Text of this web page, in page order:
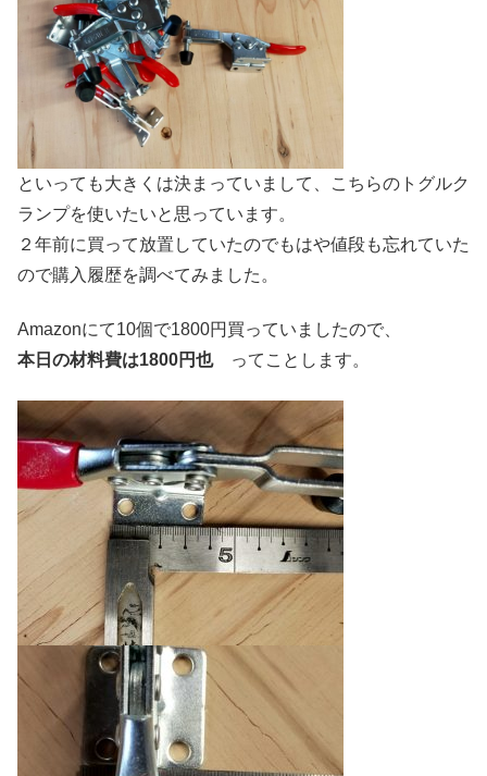
といっても大きくは決まっていまして、こちらのトグルク
ランプを使いたいと思っています。
２年前に買って放置していたのでもはや値段も忘れていた
ので購入履歴を調べてみました。
Amazonにて10個で1800円買っていましたので、
本日の材料費は1800円也ってことします。